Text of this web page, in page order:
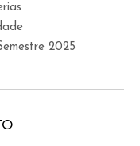
2025